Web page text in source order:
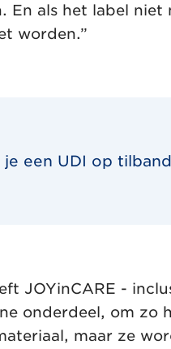
En als het label
worden.”
je een UDI op
JOYinCARE -
onderdeel, om zo
maar ze